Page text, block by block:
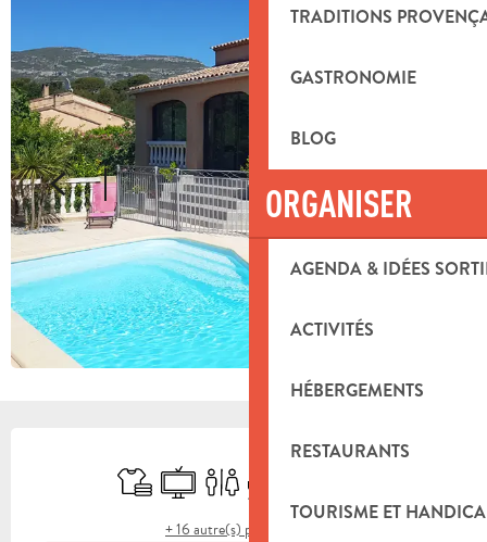
TRADITIONS
GASTRONOMIE
BLOG
ORGANISER
AGENDA & IDÉES
ACTIVITÉS
HÉBERGEMENTS
RESTAURANTS
TOURISME ET
OUVERTURE ET COORDONNÉES
Draps et linge
TélévisionToilettesTerrasse
+ 16 autre(s) prestation(s)